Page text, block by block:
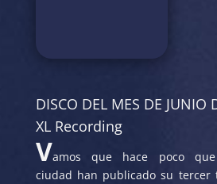
DISCO DEL MES DE JUNIO
XL Recording
Vamos que hace poco
ciudad han publicado su tercer